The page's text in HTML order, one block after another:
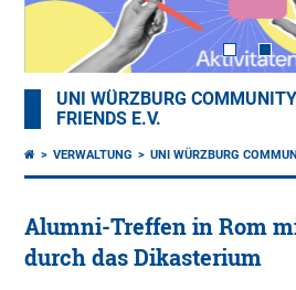
UNI WÜRZBURG
FRIENDS E.V.
VERWALTUNG UNI WÜRZBURG
Alumni-Treffen in Rom
durch das Dikasterium